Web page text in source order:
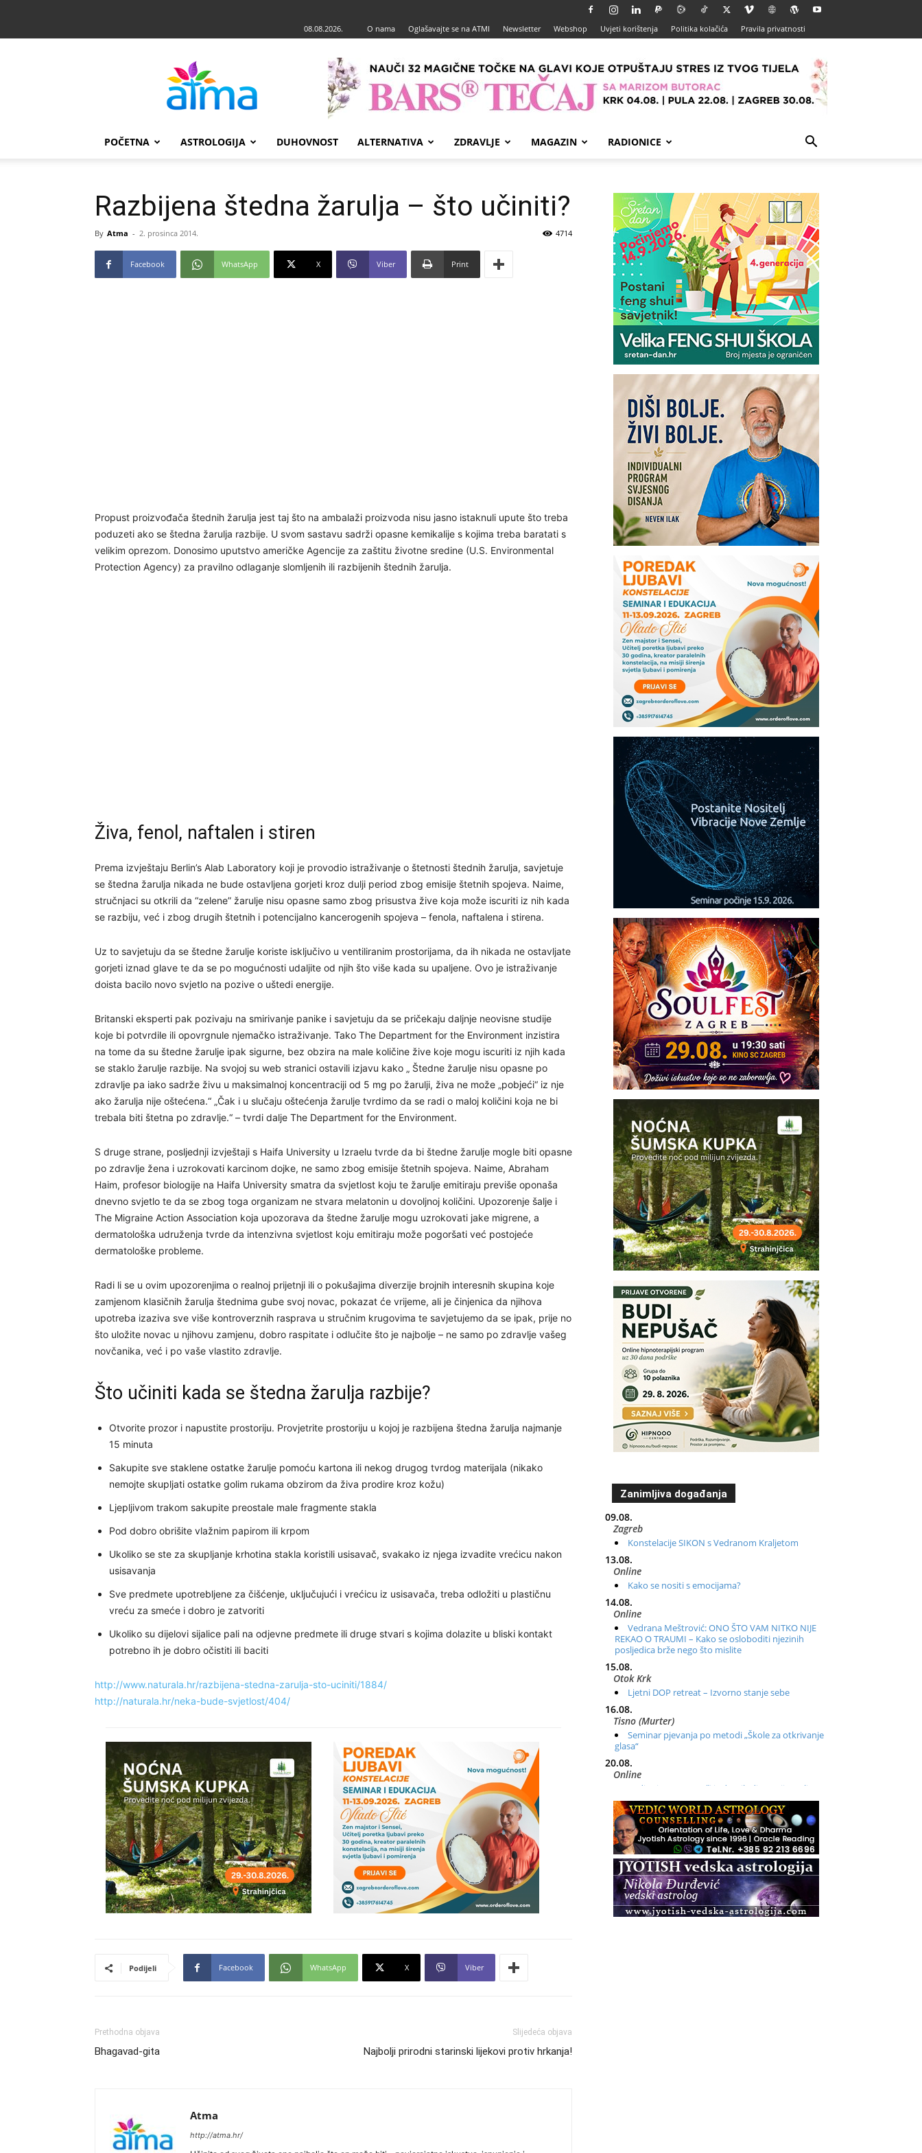
08.08.2026. O nama Oglašavajte se na ATMI Newsletter Webshop Uvjeti korištenja Politika kolačića Pravila privatnosti
POČETNA ASTROLOGIJA DUHOVNOST ALTERNATIVA ZDRAVLJE MAGAZIN RADIONICE
Razbijena štedna žarulja – što učiniti?
By Atma - 2. prosinca 2014. 4714
Facebook WhatsApp X Viber Print
Propust proizvođača štednih žarulja jest taj što na ambalaži proizvoda nisu jasno istaknuli upute što treba
poduzeti ako se štedna žarulja razbije. U svom sastavu sadrži opasne kemikalije s kojima treba baratati s
velikim oprezom. Donosimo uputstvo američke Agencije za zaštitu životne sredine (U.S. Environmental
Protection Agency) za pravilno odlaganje slomljenih ili razbijenih štednih žarulja.
Živa, fenol, naftalen i stiren
Prema izvještaju Berlin’s Alab Laboratory koji je provodio istraživanje o štetnosti štednih žarulja, savjetuje
se štedna žarulja nikada ne bude ostavljena gorjeti kroz dulji period zbog emisije štetnih spojeva. Naime,
stručnjaci su otkrili da “zelene” žarulje nisu opasne samo zbog prisustva žive koja može iscuriti iz nih kada
se razbiju, već i zbog drugih štetnih i potencijalno kancerogenih spojeva – fenola, naftalena i stirena.
Uz to savjetuju da se štedne žarulje koriste isključivo u ventiliranim prostorijama, da ih nikada ne ostavljate
gorjeti iznad glave te da se po mogućnosti udaljite od njih što više kada su upaljene. Ovo je istraživanje
doista bacilo novo svjetlo na pozive o uštedi energije.
Britanski eksperti pak pozivaju na smirivanje panike i savjetuju da se pričekaju daljnje neovisne studije
koje bi potvrdile ili opovrgnule njemačko istraživanje. Tako The Department for the Environment inzistira
na tome da su štedne žarulje ipak sigurne, bez obzira na male količine žive koje mogu iscuriti iz njih kada
se staklo žarulje razbije. Na svojoj su web stranici ostavili izjavu kako „ Štedne žarulje nisu opasne po
zdravlje pa iako sadrže živu u maksimalnoj koncentraciji od 5 mg po žarulji, živa ne može „pobjeći“ iz nje
ako žarulja nije oštećena.“ „Čak i u slučaju oštećenja žarulje tvrdimo da se radi o maloj količini koja ne bi
trebala biti štetna po zdravlje.“ – tvrdi dalje The Department for the Environment.
S druge strane, posljednji izvještaji s Haifa University u Izraelu tvrde da bi štedne žarulje mogle biti opasne
po zdravlje žena i uzrokovati karcinom dojke, ne samo zbog emisije štetnih spojeva. Naime, Abraham
Haim, profesor biologije na Haifa University smatra da svjetlost koju te žarulje emitiraju previše oponaša
dnevno svjetlo te da se zbog toga organizam ne stvara melatonin u dovoljnoj količini. Upozorenje šalje i
The Migraine Action Association koja upozorava da štedne žarulje mogu uzrokovati jake migrene, a
dermatološka udruženja tvrde da intenzivna svjetlost koju emitiraju može pogoršati već postojeće
dermatološke probleme.
Radi li se u ovim upozorenjima o realnoj prijetnji ili o pokušajima diverzije brojnih interesnih skupina koje
zamjenom klasičnih žarulja štednima gube svoj novac, pokazat će vrijeme, ali je činjenica da njihova
upotreba izaziva sve više kontroverznih rasprava u stručnim krugovima te savjetujemo da se ipak, prije no
što uložite novac u njihovu zamjenu, dobro raspitate i odlučite što je najbolje – ne samo po zdravlje vašeg
novčanika, već i po vaše vlastito zdravlje.
Što učiniti kada se štedna žarulja razbije?
Otvorite prozor i napustite prostoriju. Provjetrite prostoriju u kojoj je razbijena štedna žarulja najmanje
15 minuta
Sakupite sve staklene ostatke žarulje pomoću kartona ili nekog drugog tvrdog materijala (nikako
nemojte skupljati ostatke golim rukama obzirom da živa prodire kroz kožu)
Ljepljivom trakom sakupite preostale male fragmente stakla
Pod dobro obrišite vlažnim papirom ili krpom
Ukoliko se ste za skupljanje krhotina stakla koristili usisavač, svakako iz njega izvadite vrećicu nakon
usisavanja
Sve predmete upotrebljene za čišćenje, uključujući i vrećicu iz usisavača, treba odložiti u plastičnu
vreću za smeće i dobro je zatvoriti
Ukoliko su dijelovi sijalice pali na odjevne predmete ili druge stvari s kojima dolazite u bliski kontakt
potrebno ih je dobro očistiti ili baciti
http://www.naturala.hr/razbijena-stedna-zarulja-sto-uciniti/1884/
http://naturala.hr/neka-bude-svjetlost/404/
Podijeli Facebook WhatsApp X Viber
Prethodna objava
Bhagavad-gita
Slijedeća objava
Najbolji prirodni starinski lijekovi protiv hrkanja!
Atma
http://atma.hr/
Zanimljiva događanja
09.08.
Zagreb
Konstelacije SIKON s Vedranom Kraljetom
13.08.
Online
Kako se nositi s emocijama?
14.08.
Online
Vedrana Meštrović: ONO ŠTO VAM NITKO NIJE
REKAO O TRAUMI – Kako se osloboditi njezinih
posljedica brže nego što mislite
15.08.
Otok Krk
Ljetni DOP retreat – Izvorno stanje sebe
16.08.
Tisno (Murter)
Seminar pjevanja po metodi „Škole za otkrivanje
glasa“
20.08.
Online
Radionica: Pomagači iz drugih dimenzija Online –
otvoreno za sve
21.08.
Zagreb+Online
Osnovni ThetaHealing® tečaj, Zagreb i Online
22.08.
Zagreb
Osnovna radionica za izscjeljivanje pranom (Basic
Pranic Healing course)
Pula